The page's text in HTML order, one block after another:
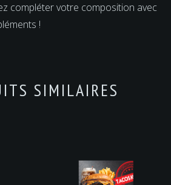
compléter votre composition avec
!
SIMILAIRES